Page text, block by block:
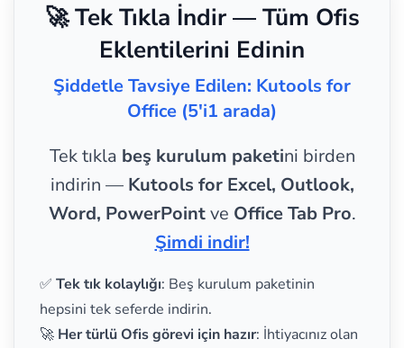
🚀 Tek Tıkla İndir — Tüm Ofis
Eklentilerini Edinin
Şiddetle Tavsiye Edilen: Kutools for
Office (5'i1 arada)
Tek tıkla beş kurulum paketini birden
indirin — Kutools for Excel, Outlook,
Word, PowerPointve Office Tab Pro.
Şimdi indir!
✅ Tek tık kolaylığı: Beş kurulum paketinin
hepsini tek seferde indirin.
🚀 Her türlü Ofis görevi için hazır: İhtiyacınız olan